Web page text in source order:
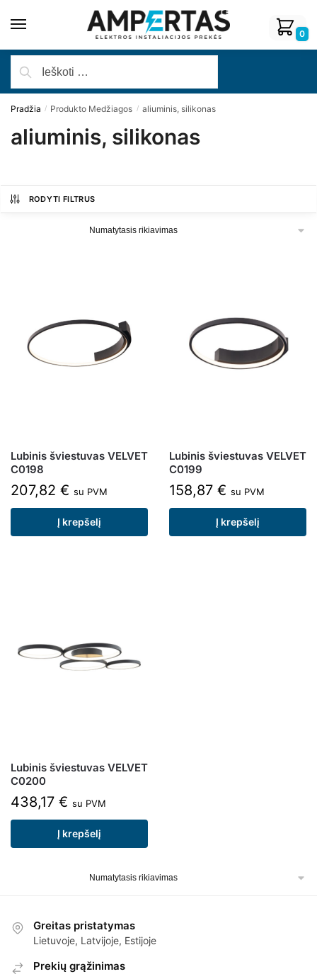
0
Pradžia / Produkto Medžiagos / aliuminis, silikonas
aliuminis, silikonas
RODYTI FILTRUS
Lubinis šviestuvas VELVET
C0198
207,82 € su PVM
Į krepšelį
Lubinis šviestuvas VELVET
C0199
158,87 € su PVM
Į krepšelį
Lubinis šviestuvas VELVET
C0200
438,17 € su PVM
Į krepšelį
Greitas pristatymas
Lietuvoje, Latvijoje, Estijoje
Prekių grąžinimas